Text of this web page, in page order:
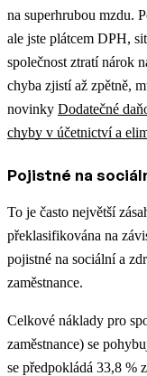
na superhrubou mzdu.
ale jste plátcem DPH,
společnost ztratí nárok
chyba zjistí až zpětně,
novinky Dodatečné
chyby v účetnictví a
Pojistné na
To je často největší
překlasifikována na
pojistné na sociální a
zaměstnance.
Celkové náklady pro
zaměstnance) se
se předpokládá 33,8 %